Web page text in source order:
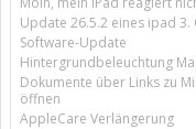
Update 26.5.2 eines ipad 3.
Software-Update
Hintergrundbeleuchtung
Dokumente über Links zu
öffnen
AppleCare Verlängerung